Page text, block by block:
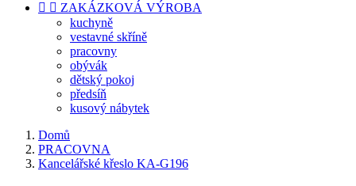
  ZAKÁZKOVÁ VÝROBA
kuchyně
vestavné skříně
pracovny
obývák
dětský pokoj
předsíň
kusový nábytek
Domů
PRACOVNA
Kancelářské křeslo KA-G196